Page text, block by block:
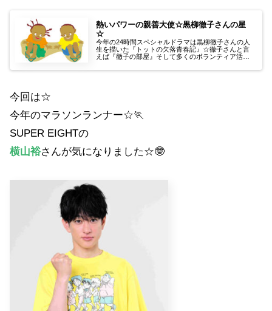
熱いパワーの親善大使☆黒柳徹子さんの星
☆
今年の24時間スペシャルドラマは黒柳徹子さんの人
生を描いた『トットの欠落青春記』☆徹子さんと言
えば『徹子の部屋』そして多くのボランティア活動
さんの星を拝見しました☆🔮
今回は☆
今年のマラソンランナー☆🏃
SUPER EIGHTの
横山裕さんが気になりました☆🤓